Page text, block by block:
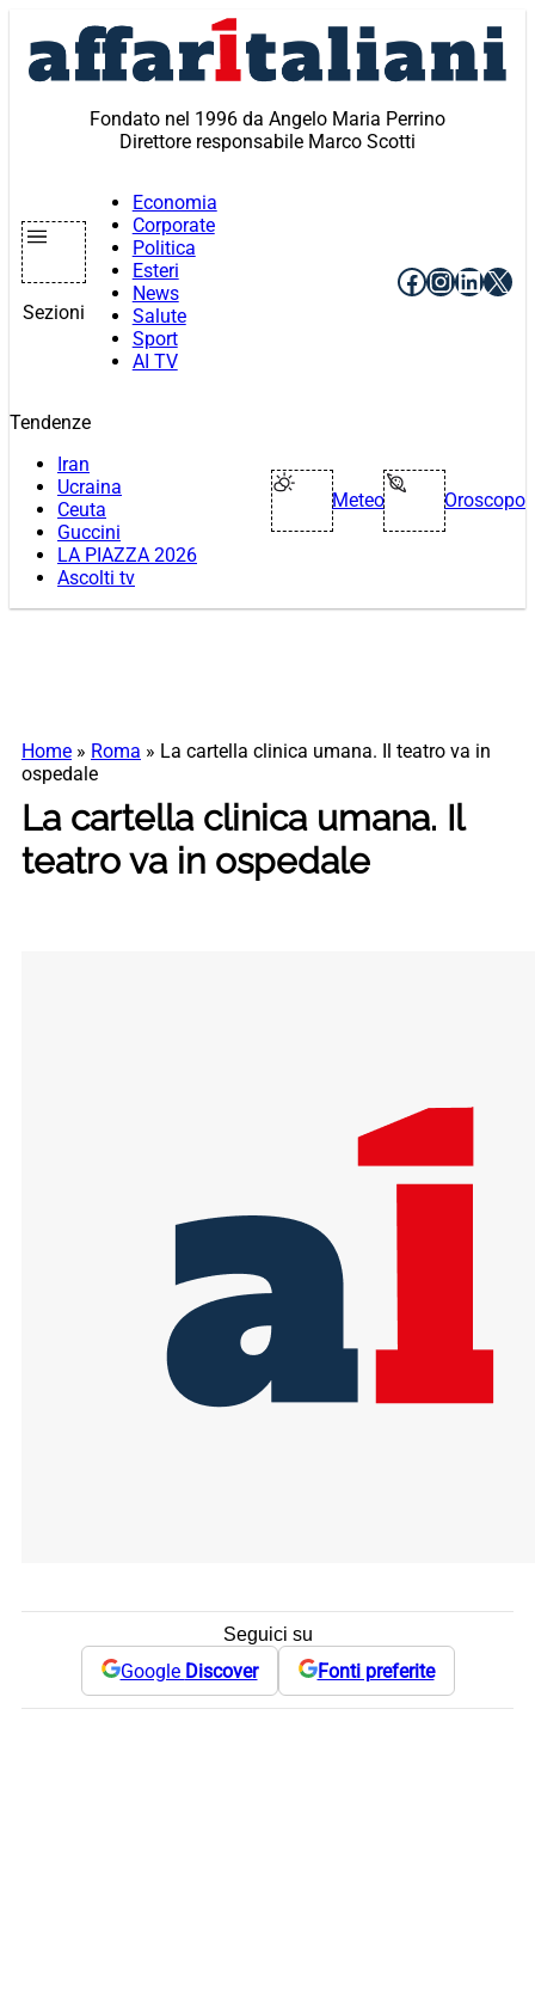
contenuto
Fondato nel 1996 da Angelo Maria Perrino
Direttore responsabile Marco Scotti
Sezioni
Economia
Corporate
Politica
Esteri
News
Salute
Sport
AI TV
Facebook
X
Tendenze
Iran
Ucraina
Ceuta
Guccini
LA PIAZZA 2026
Ascolti tv
Meteo Oroscopo
Home » Roma » La cartella clinica umana. Il teatro va in
ospedale
La cartella clinica umana. Il
teatro va in ospedale
Seguici su
Google Discover Fonti preferite